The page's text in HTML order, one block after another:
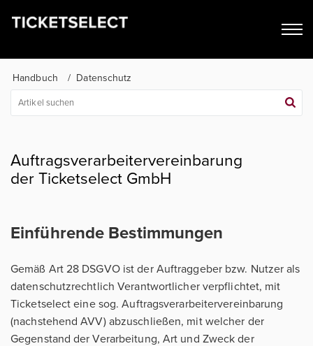
Handbuch Datenschutz
Auftragsverarbeitervereinbarung
der Ticketselect GmbH
Einführende Bestimmungen
Gemäß Art 28 DSGVO ist der Auftraggeber bzw. Nutzer als
datenschutzrechtlich Verantwortlicher verpflichtet, mit
Ticketselect eine sog. Auftragsverarbeitervereinbarung
(nachstehend AVV) abzuschließen, mit welcher der
Gegenstand der Verarbeitung, Art und Zweck der